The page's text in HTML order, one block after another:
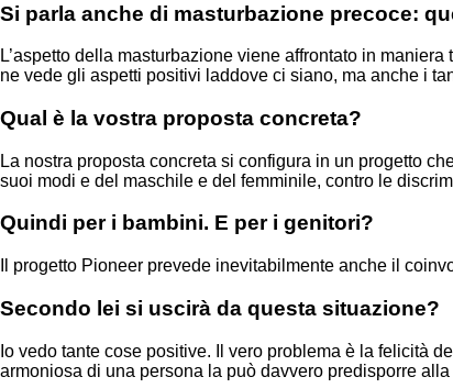
Si parla anche di masturbazione precoce:
L’aspetto della masturbazione viene affrontato in
ne vede gli aspetti positivi laddove ci siano, ma anche i
Qual è la vostra proposta concreta?
La nostra proposta concreta si configura in un progetto
suoi modi e del maschile e del femminile, contro le
Quindi per i bambini. E per i genitori?
Il progetto Pioneer prevede inevitabilmente anche il
Secondo lei si uscirà da questa situazione?
Io vedo tante cose positive. Il vero problema è la felicità
armoniosa di una persona la può davvero predisporre alla